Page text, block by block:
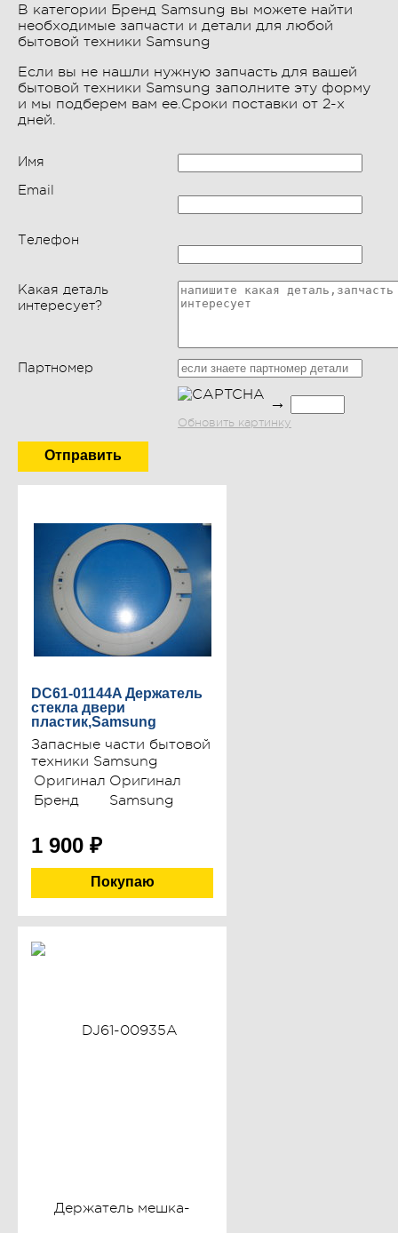
В категории Бренд Samsung вы можете найти
необходимые запчасти и детали для любой
бытовой техники Samsung
Если вы не нашли нужную запчасть для вашей
бытовой техники Samsung заполните эту форму
и мы подберем вам ее.Сроки поставки от 2-х
дней.
Имя
Email
Телефон
Какая деталь
интересует?
Партномер
→
Обновить картинку
DC61-01144A Держатель
стекла двери
пластик,Samsung
Запасные части бытовой
техники Samsung
Оригинал Оригинал
Бренд
Samsung
1 900 ₽